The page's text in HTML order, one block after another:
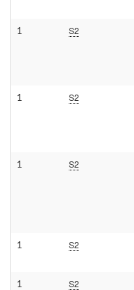
1 S2
1 S2
1 S2
1 S2
1 S2